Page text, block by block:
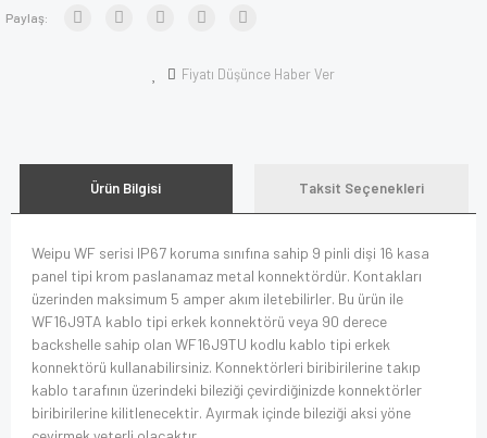
Paylaş:
Fiyatı Düşünce Haber Ver
Ürün Bilgisi Taksit Seçenekleri
Weipu WF serisi IP67 koruma sınıfına sahip 9 pinli dişi 16 kasa
panel tipi krom paslanamaz metal konnektördür. Kontakları
üzerinden maksimum 5 amper akım iletebilirler. Bu ürün ile
WF16J9TA kablo tipi erkek konnektörü veya 90 derece
backshelle sahip olan WF16J9TU kodlu kablo tipi erkek
konnektörü kullanabilirsiniz. Konnektörleri biribirilerine takıp
kablo tarafının üzerindeki bileziği çevirdiğinizde konnektörler
biribirilerine kilitlenecektir. Ayırmak içinde bileziği aksi yöne